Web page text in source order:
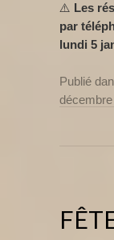
⚠️ Les
par
lundi 5
Publié